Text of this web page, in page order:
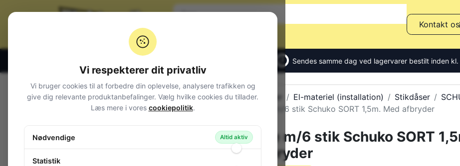
Kontakt os
Sendes samme dag ved lagervarer bestilt inden
Alle produkter El-materiel (installation) Stikdåser
Stikdåse m/6 stik Schuko SORT 1,5m. Med afbryder
Stikdåse m/6 stik Schuko SORT
Med afbryder
Varegrupper
Audio
Vi respekterer dit privatliv
Vi bruger cookies til at forbedre din oplevelse, analysere trafikken og
give dig relevante produktanbefalinger. Vælg hvilke cookies du tillader.
Læs mere i vores cookiepolitik.
Nødvendige Altid aktiv
Statistik